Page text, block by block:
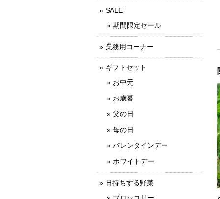
SALE
期間限定セール
業務用コーナー
ギフトセット
お中元
お歳暮
父の日
母の日
バレンタインデー
ホワイトデー
日持ちする野菜